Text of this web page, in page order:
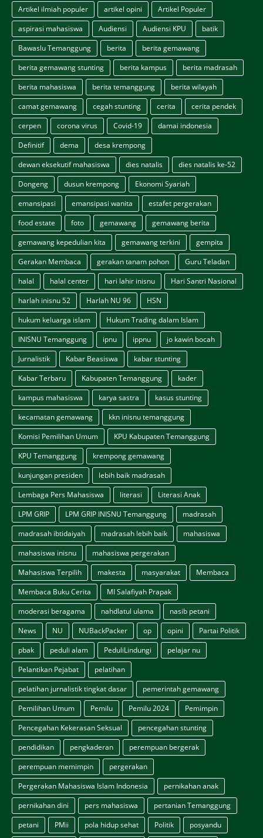
Artikel ilmiah populer
artikel opini
Artikel Populer
aspirasi mahasiswa
Audiensi Audiensi KPU
batik
Bawaslu Temanggung
berita
berita gemawang
berita gemawang stunting
berita kampus
berita madrasah
berita mahasiswa
berita temanggung
berita wilayah
camat gemawang
cegah stunting cerita
cerita pendek
cerpen
corona virus Covid-19
damai indonesia
Definitif
dema
desa krempong
dewan eksekutif mahasiswa
dies natalis
dies natalis ke-52
Dongeng
dusun krempong
Ekonomi Syariah
emansipasi
emansipasi wanita
estafet pergerakan
food estate
foto gemawang
gemawang berita
gemawang kepedulian kita
gemawang terkini
gempita
Gerakan Membaca
gerakan tanam pohon
Guru Teladan
halal
halal center hari lahir inisnu
Hari Santri Nasional
harlah inisnu 52
Harlah NU 96
HSN
hukum keluarga islam
Hukum Trading dalam Islam
INISNU Temanggung
ipnu ippnu
jo kawin bocah
Jurnalistik
Kabar Beasiswa
kabar stunting
Kabar Terbaru
Kabupaten Temanggung
kader
kampus mahasiswa
karya sastra
kasus stunting
kecamatan gemawang
kkn inisnu temanggung
Komisi Pemilihan Umum
KPU Kabupaten Temanggung
KPU Temanggung
krempong gemawang
kunjungan presiden
lebih baik madrasah
Lembaga Pers Mahasiswa
literasi
Literasi Anak
LPM GRIP
LPM GRIP INISNU Temanggung
madrasah
madrasah ibtidaiyah
madrasah lebih baik
mahasiswa
mahasiswa inisnu
mahasiswa pergerakan
Mahasiswa Terpilih
makesta masyarakat
Membaca
Membaca Buku Cerita
MI Salafiyah Prapak
moderasi beragama
nahdlatul ulama
nasib petani
News
NU NUBackPacker op opini
Partai Politik
pbak
peduli alam PeduliLindungi
pelajar nu
Pelantikan Pejabat
pelatihan
pelatihan jurnalistik tingkat dasar
pemerintah gemawang
Pemilihan Umum
Pemilu Pemilu 2024
Pemimpin
Pencegahan Kekerasan Seksual
pencegahan stunting
pendidikan
pengkaderan
perempuan bergerak
perempuan memimpin
pergerakan
Pergerakan Mahasiswa Islam Indonesia
pernikahan anak
pernikahan dini
pers mahasiswa
pertanian Temanggung
petani
PMii pola hidup sehat Politik
posyandu